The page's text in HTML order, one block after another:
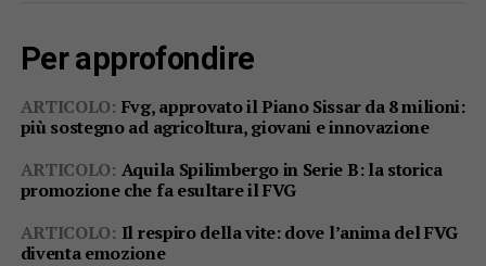
Per approfondire
ARTICOLO: Fvg, approvato il Piano Sissar da 8 milioni:
più sostegno ad agricoltura, giovani e innovazione
ARTICOLO: Aquila Spilimbergo in Serie B: la storica
promozione che fa esultare il FVG
ARTICOLO: Il respiro della vite: dove l’anima del FVG
diventa emozione